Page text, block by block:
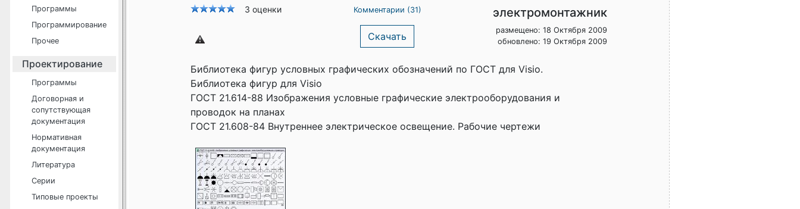
Программы
Программирование
Прочее
Проектирование
Программы
Договорная и
сопутствующая
документация
Нормативная
документация
Литература
Серии
Типовые проекты
3 оценки Комментарии (31)
Скачать
электромонтажник
размещено: 18 Октября 2009
обновлено: 19 Октября 2009
Библиотека фигур условных графических обозначений по ГОСТ для Visio.
Библиотека фигур для Visio
ГОСТ 21.614-88 Изображения условные графические электрооборудования и
проводок на планах
ГОСТ 21.608-84 Внутреннее электрическое освещение. Рабочие чертежи